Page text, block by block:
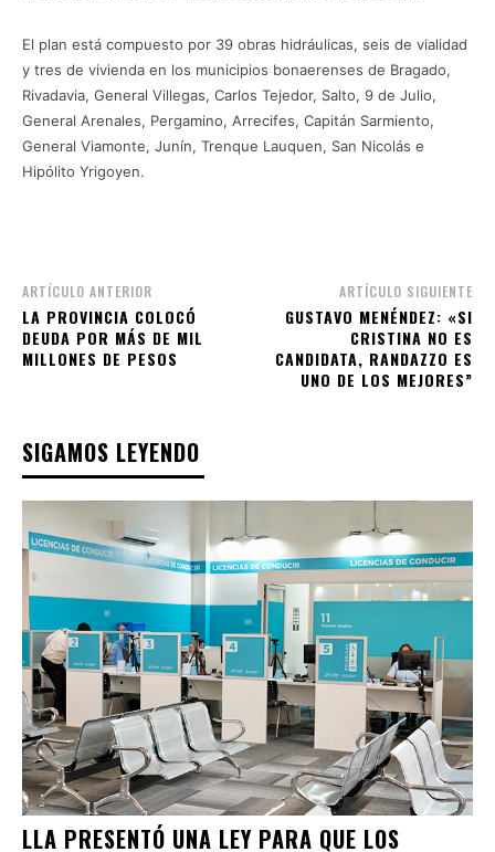
El plan está compuesto por 39 obras hidráulicas, seis de vialidad
y tres de vivienda en los municipios bonaerenses de Bragado,
Rivadavia, General Villegas, Carlos Tejedor, Salto, 9 de Julio,
General Arenales, Pergamino, Arrecifes, Capitán Sarmiento,
General Viamonte, Junín, Trenque Lauquen, San Nicolás e
Hipólito Yrigoyen.
ARTÍCULO ANTERIOR
LA PROVINCIA COLOCÓ
DEUDA POR MÁS DE MIL
MILLONES DE PESOS
ARTÍCULO SIGUIENTE
GUSTAVO MENÉNDEZ: «SI
CRISTINA NO ES
CANDIDATA, RANDAZZO ES
UNO DE LOS MEJORES”
SIGAMOS LEYENDO
LLA PRESENTÓ UNA LEY PARA QUE LOS